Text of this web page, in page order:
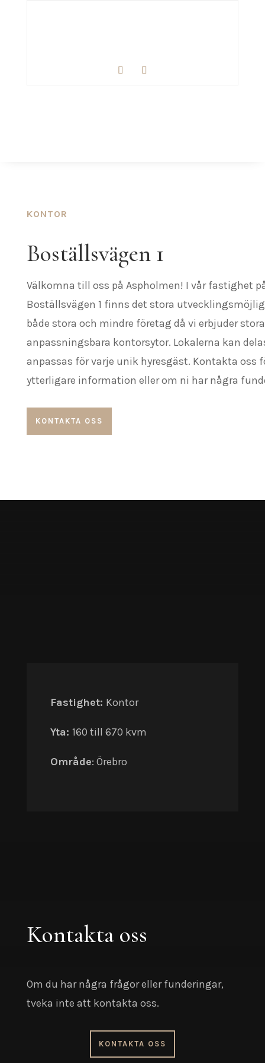
KONTOR
Boställsvägen 1
Välkomna till oss på Aspholmen! I vår fastighet
Boställsvägen 1 finns det stora
både stora och mindre företag då vi erbjuder stora
anpassningsbara kontorsytor. Lokalerna kan
anpassas för varje unik hyresgäst. Kontakta oss
ytterligare information eller om ni har några
KONTAKTA OSS
Fastighet: Kontor
Yta: 160 till 670 kvm
Område: Örebro
Kontakta oss
Om du har några frågor eller funderingar,
tveka inte att kontakta oss.
KONTAKTA OSS